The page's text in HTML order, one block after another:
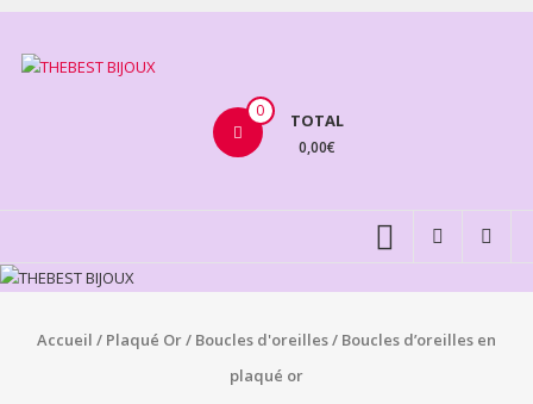
Aller
contenu
BIJOUX
0 TOTAL
0,00€
Accueil / Plaqué Or/ Boucles d'oreilles/ Boucles d’oreilles en
plaqué or